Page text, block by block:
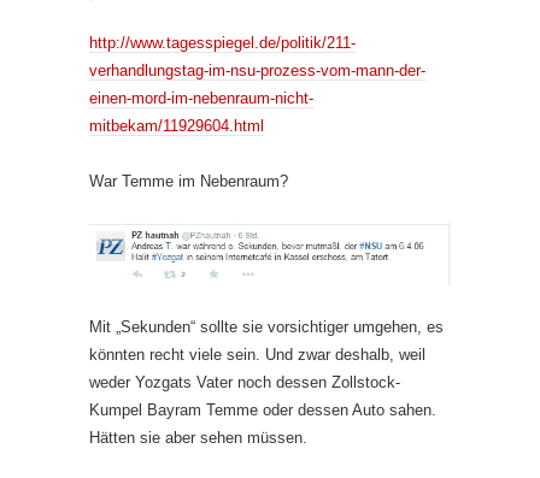
http://www.tagesspiegel.de/politik/211-
verhandlungstag-im-nsu-prozess-vom-mann-der-
einen-mord-im-nebenraum-nicht-
mitbekam/11929604.html
War Temme im Nebenraum?
Mit „Sekunden“ sollte sie vorsichtiger umgehen, es
könnten recht viele sein. Und zwar deshalb, weil
weder Yozgats Vater noch dessen Zollstock-
Kumpel Bayram Temme oder dessen Auto sahen.
Hätten sie aber sehen müssen.